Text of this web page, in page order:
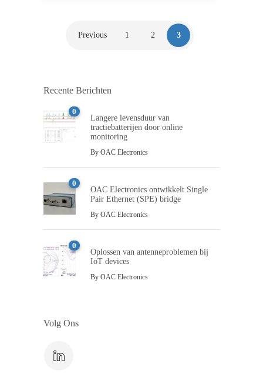
Previous 1 2 3
Recente Berichten
0
Langere levensduur van
tractiebatterijen door online
monitoring
By OAC Electronics
0
OAC Electronics ontwikkelt Single
Pair Ethernet (SPE) bridge
By OAC Electronics
0
Oplossen van antenneproblemen bij
IoT devices
By OAC Electronics
Volg Ons